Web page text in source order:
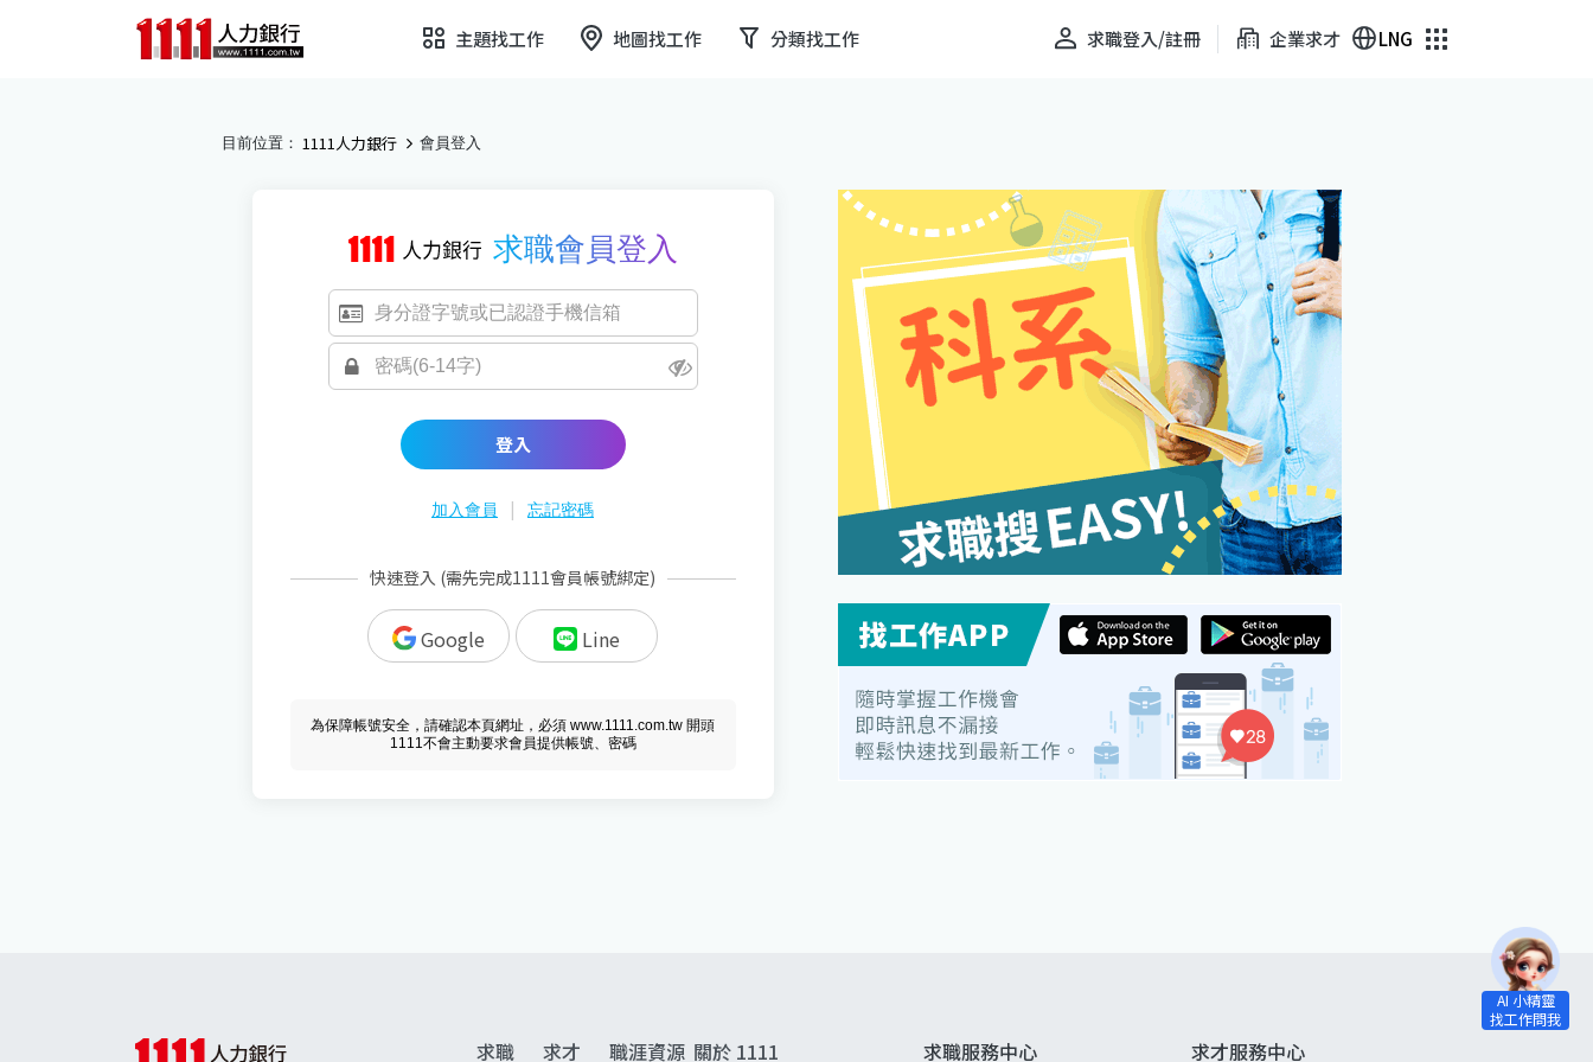
主題找工作 地圖找工作 分類找工作 求職登入/註冊 企業求才 LNG
目前位置： 1111人力銀行 會員登入
求職會員登入
登入
加入會員 | 忘記密碼
快速登入 (需先完成1111會員帳號綁定)
Google Line
為保障帳號安全，請確認本頁網址，必須 www.1111.com.tw 開頭
1111不會主動要求會員提供帳號、密碼
求職 求才 職涯資源 關於 1111 求職服務中心 求才服務中心